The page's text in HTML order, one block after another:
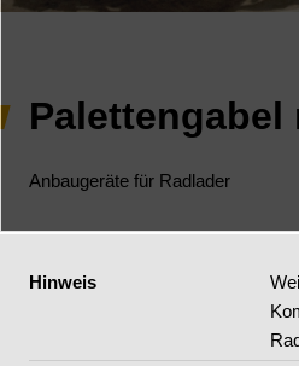
Palettengabel
Anbaugeräte für Radlader
Hinweis